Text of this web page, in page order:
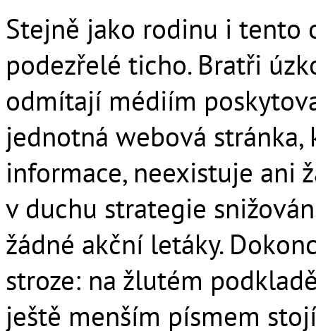
Stejně jako rodinu i tento
podezřelé ticho. Bratři
odmítají médiím
jednotná webová
informace, neexistuje ani
v duchu strategie
žádné akční letáky.
stroze: na žlutém
ještě menším písmem